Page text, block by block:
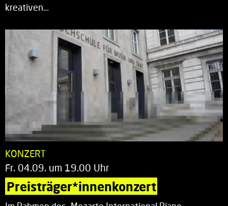
kreativen…
KONZERT
Fr. 04.09. um 19.00 Uhr
Preisträger*innenkonzert